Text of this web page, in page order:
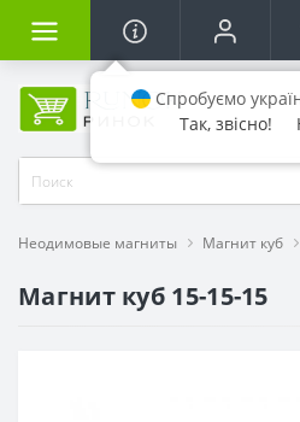
Неодимовые магниты Магнит куб
Магнит куб 15-15-15
Спробуємо
Так, звісно!